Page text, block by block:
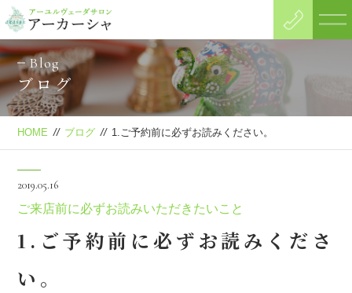
Blog
ブログ
HOME // ブログ // 1.ご予約前に必ずお読みください。
2019.05.16
ご来店前に必ずお読みいただきたいこと
1.ご予約前に必ずお読みくださ
い。